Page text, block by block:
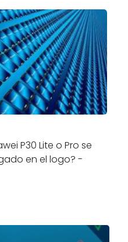
P30 Lite o Pro se
en el logo? -